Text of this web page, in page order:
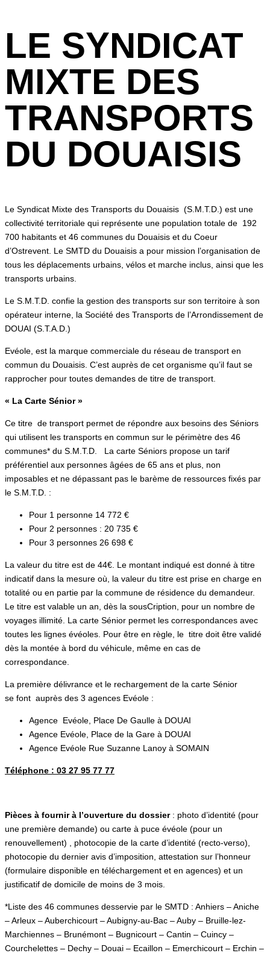
LE SYNDICAT
MIXTE DES
TRANSPORTS
DU DOUAISIS
Le Syndicat Mixte des Transports du Douaisis (S.M.T.D.) est une
collectivité territoriale qui représente une population totale de 192
700 habitants et 46 communes du Douaisis et du Coeur
d’Ostrevent. Le SMTD du Douaisis a pour mission l’organisation de
tous les déplacements urbains, vélos et marche inclus, ainsi que les
transports urbains.
Le S.M.T.D. confie la gestion des transports sur son territoire à son
opérateur interne, la Société des Transports de l’Arrondissement de
DOUAI (S.T.A.D.)
Evéole, est la marque commerciale du réseau de transport en
commun du Douaisis. C’est auprès de cet organisme qu’il faut se
rapprocher pour toutes demandes de titre de transport.
« La Carte Sénior »
Ce titre de transport permet de répondre aux besoins des Séniors
qui utilisent les transports en commun sur le périmètre des 46
communes* du S.M.T.D. La carte Séniors propose un tarif
préférentiel aux personnes âgées de 65 ans et plus, non
imposables et ne dépassant pas le barème de ressources fixés par
le S.M.T.D. :
Pour 1 personne 14 772 €
Pour 2 personnes : 20 735 €
Pour 3 personnes 26 698 €
La valeur du titre est de 44€. Le montant indiqué est donné à titre
indicatif dans la mesure où, la valeur du titre est prise en charge en
totalité ou en partie par la commune de résidence du demandeur.
Le titre est valable un an, dès la sousCription, pour un nombre de
voyages illimité. La carte Sénior permet les correspondances avec
toutes les lignes évéoles. Pour être en règle, le titre doit être validé
dès la montée à bord du véhicule, même en cas de
correspondance.
La première délivrance et le rechargement de la carte Sénior
se font auprès des 3 agences Evéole :
Agence Evéole, Place De Gaulle à DOUAI
Agence Evéole, Place de la Gare à DOUAI
Agence Evéole Rue Suzanne Lanoy à SOMAIN
Téléphone : 03 27 95 77 77
Pièces à fournir à l’ouverture du dossier : photo d’identité (pour
une première demande) ou carte à puce évéole (pour un
renouvellement) , photocopie de la carte d’identité (recto-verso),
photocopie du dernier avis d’imposition, attestation sur l’honneur
(formulaire disponible en téléchargement et en agences) et un
justificatif de domicile de moins de 3 mois.
*Liste des 46 communes desservie par le SMTD : Anhiers – Aniche
– Arleux – Auberchicourt – Aubigny-au-Bac – Auby – Bruille-lez-
Marchiennes – Brunémont – Bugnicourt – Cantin – Cuincy –
Courchelettes – Dechy – Douai – Ecaillon – Emerchicourt – Erchin –